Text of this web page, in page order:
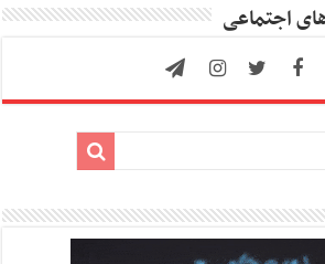
اجتماعی